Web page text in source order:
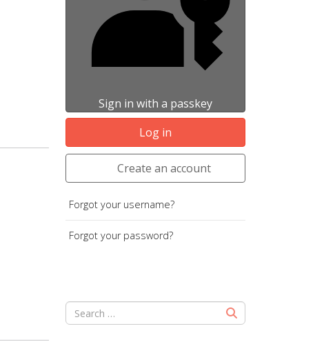
Sign in with a passkey
Log in
Create an account
Forgot your username?
Forgot your password?